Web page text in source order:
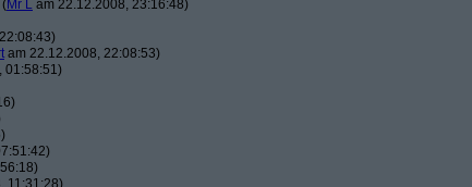
(Mr L am 22.12.2008, 23:16:48)
am 22.12.2008, 22:08:53)
01:58:51)
11:31:28)